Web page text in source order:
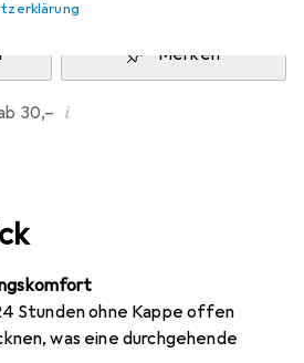
Merken
30,– i
Stunden ohne Kappe offen
was eine durchgehende